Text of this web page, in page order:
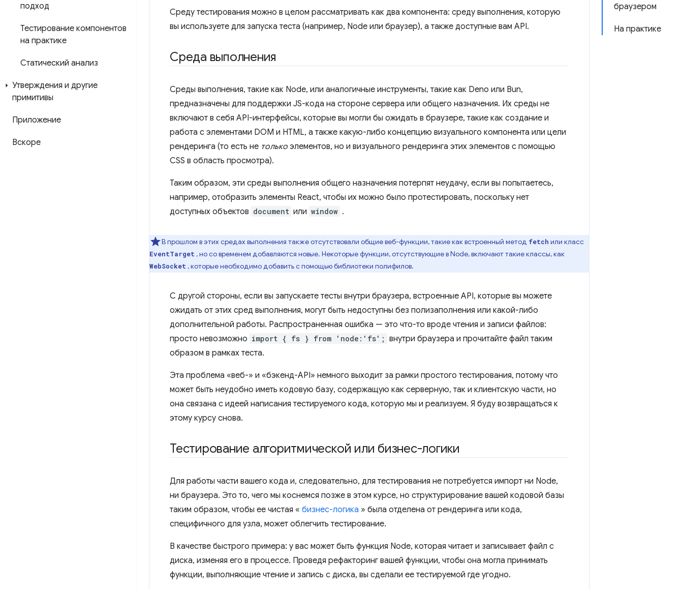
подход
Тестирование компонентов
на практике
Статический анализ
Утверждения и другие
примитивы
Приложение
Вскоре
браузером
На практике
Среду тестирования можно в целом рассматривать как два компонента: среду выполнения, которую
вы используете для запуска теста (например, Node или браузер), а также доступные вам API.
Среда выполнения
Среды выполнения, такие как Node, или аналогичные инструменты, такие как Deno или Bun,
предназначены для поддержки JS-кода на стороне сервера или общего назначения. Их среды не
включают в себя API-интерфейсы, которые вы могли бы ожидать в браузере, такие как создание и
работа с элементами DOM и HTML, а также какую-либо концепцию визуального компонента или цели
рендеринга (то есть не только элементов, но и визуального рендеринга этих элементов с помощью
CSS в область просмотра).
Таким образом, эти среды выполнения общего назначения потерпят неудачу, если вы попытаетесь,
например, отобразить элементы React, чтобы их можно было протестировать, поскольку нет
доступных объектов document или window .
В прошлом в этих средах выполнения также отсутствовали общие веб-функции, такие как встроенный метод fetch или класс
EventTarget , но со временем добавляются новые. Некоторые функции, отсутствующие в Node, включают такие классы, как
WebSocket , которые необходимо добавить с помощью библиотеки полифилов.
С другой стороны, если вы запускаете тесты внутри браузера, встроенные API, которые вы можете
ожидать от этих сред выполнения, могут быть недоступны без полизаполнения или какой-либо
дополнительной работы. Распространенная ошибка — это что-то вроде чтения и записи файлов:
просто невозможно import { fs } from 'node:'fs'; внутри браузера и прочитайте файл таким
образом в рамках теста.
Эта проблема «веб-» и «бэкенд-API» немного выходит за рамки простого тестирования, потому что
может быть неудобно иметь кодовую базу, содержащую как серверную, так и клиентскую части, но
она связана с идеей написания тестируемого кода, которую мы и реализуем. Я буду возвращаться к
этому курсу снова.
Тестирование алгоритмической или бизнес-логики
Для работы части вашего кода и, следовательно, для тестирования не потребуется импорт ни Node,
ни браузера. Это то, чего мы коснемся позже в этом курсе, но структурирование вашей кодовой базы
таким образом, чтобы ее чистая « бизнес-логика » была отделена от рендеринга или кода,
специфичного для узла, может облегчить тестирование.
В качестве быстрого примера: у вас может быть функция Node, которая читает и записывает файл с
диска, изменяя его в процессе. Проведя рефакторинг вашей функции, чтобы она могла принимать
функции, выполняющие чтение и запись с диска, вы сделали ее тестируемой где угодно.